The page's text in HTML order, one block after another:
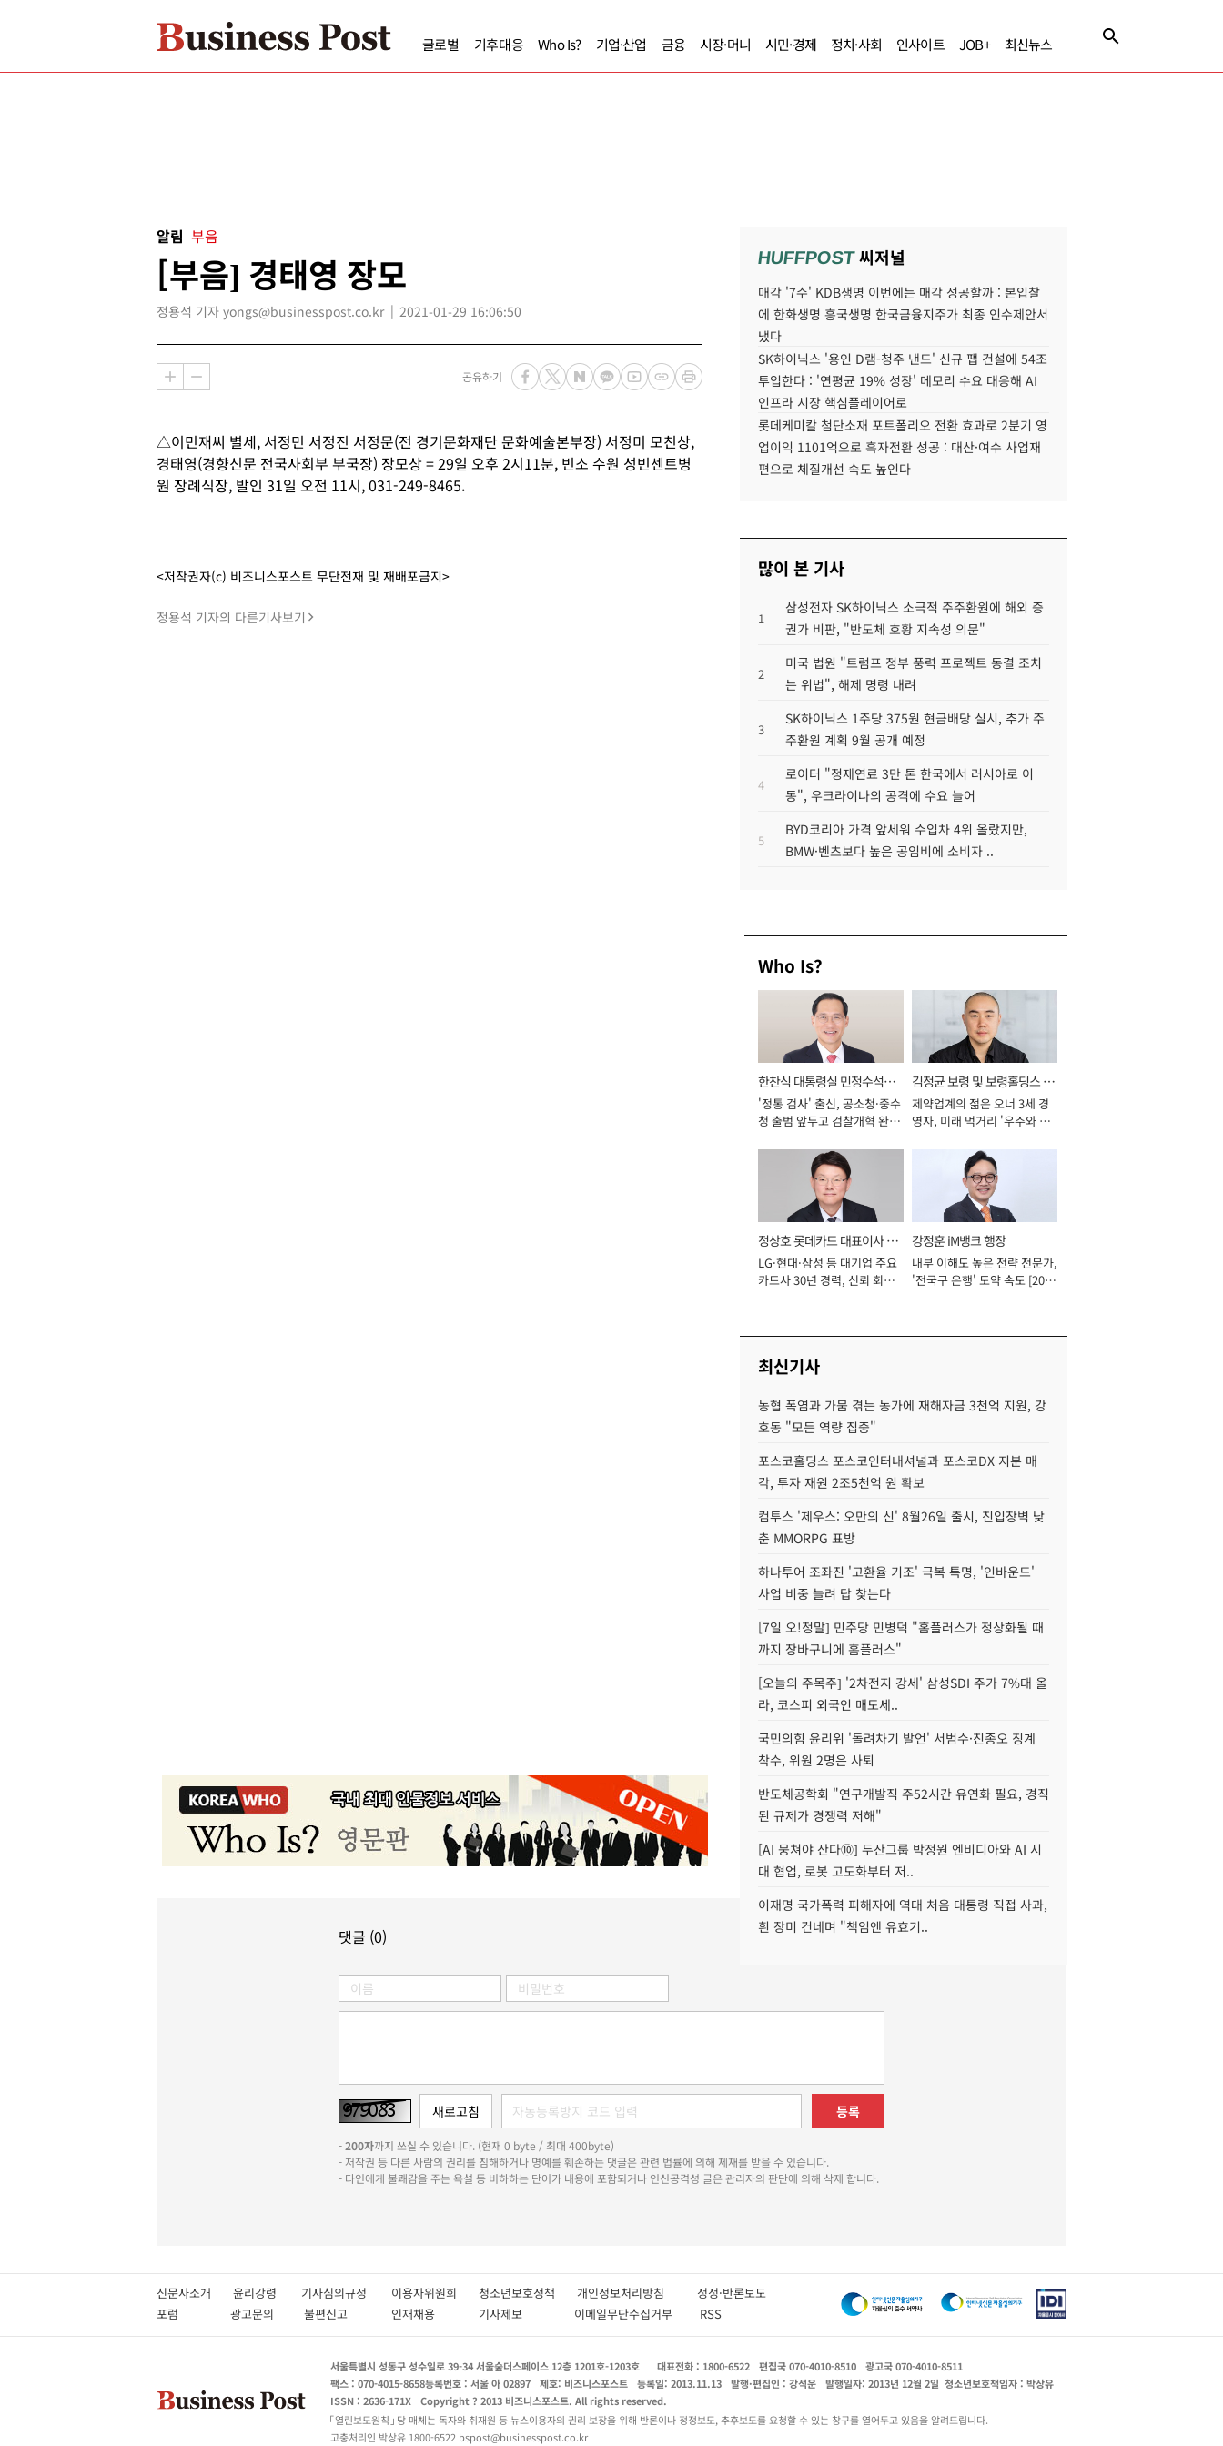
글로벌 기후대응 Who Is? 기업·산업 금융 시장·머니 시민·경제 정치·사회 인사이트 JOB+ 최신뉴스
알림 부음
[부음] 경태영 장모
정용석 기자 yongs@businesspost.co.kr 2021-01-29 16:06:50
공유하기
△이민재씨 별세, 서정민 서정진 서정문(전 경기문화재단 문화예술본부장) 서정미 모친상,
경태영(경향신문 전국사회부 부국장) 장모상 = 29일 오후 2시11분, 빈소 수원 성빈센트병
원 장례식장, 발인 31일 오전 11시, 031-249-8465.
<저작권자(c) 비즈니스포스트 무단전재 및 재배포금지>
정용석 기자의 다른기사보기
HUFFPOST씨저널
매각 '7수' KDB생명 이번에는 매각 성공할까 : 본입찰
에 한화생명 흥국생명 한국금융지주가 최종 인수제안서
냈다
SK하이닉스 '용인 D램-청주 낸드' 신규 팹 건설에 54조
투입한다 : '연평균 19% 성장' 메모리 수요 대응해 AI
인프라 시장 핵심플레이어로
롯데케미칼 첨단소재 포트폴리오 전환 효과로 2분기 영
업이익 1101억으로 흑자전환 성공 : 대산·여수 사업재
편으로 체질개선 속도 높인다
많이 본 기사
1
삼성전자 SK하이닉스 소극적 주주환원에 해외 증
권가 비판, "반도체 호황 지속성 의문"
2
미국 법원 "트럼프 정부 풍력 프로젝트 동결 조치
는 위법", 해제 명령 내려
3
SK하이닉스 1주당 375원 현금배당 실시, 추가 주
주환원 계획 9월 공개 예정
4
로이터 "정제연료 3만 톤 한국에서 러시아로 이
동", 우크라이나의 공격에 수요 늘어
5
BYD코리아 가격 앞세워 수입차 4위 올랐지만,
BMW·벤츠보다 높은 공임비에 소비자 ..
Who Is?
한찬식 대통령실 민정수석비
서관
'정통 검사' 출신, 공소청·중수
청 출범 앞두고 검찰개혁 완수
김정균 보령 및 보령홀딩스 대
표이사 사장
제약업계의 젊은 오너 3세 경
영자, 미래 먹거리 '우주와 헬
정상호 롯데카드 대표이사 사
장
LG·현대·삼성 등 대기업 주요
카드사 30년 경력, 신뢰 회복
강정훈 iM뱅크 행장
내부 이해도 높은 전략 전문가,
'전국구 은행' 도약 속도 [2026
최신기사
농협 폭염과 가뭄 겪는 농가에 재해자금 3천억 지원, 강
호동 "모든 역량 집중"
포스코홀딩스 포스코인터내셔널과 포스코DX 지분 매
각, 투자 재원 2조5천억 원 확보
컴투스 '제우스: 오만의 신' 8월26일 출시, 진입장벽 낮
춘 MMORPG 표방
하나투어 조좌진 '고환율 기조' 극복 특명, '인바운드'
사업 비중 늘려 답 찾는다
[7일 오!정말] 민주당 민병덕 "홈플러스가 정상화될 때
까지 장바구니에 홈플러스"
[오늘의 주목주] '2차전지 강세' 삼성SDI 주가 7%대 올
라, 코스피 외국인 매도세..
국민의힘 윤리위 '돌려차기 발언' 서범수·진종오 징계
착수, 위원 2명은 사퇴
반도체공학회 "연구개발직 주52시간 유연화 필요, 경직
된 규제가 경쟁력 저해"
[AI 뭉쳐야 산다⑩] 두산그룹 박정원 엔비디아와 AI 시
대 협업, 로봇 고도화부터 저..
이재명 국가폭력 피해자에 역대 처음 대통령 직접 사과,
흰 장미 건네며 "책임엔 유효기..
댓글 (0)
등록
-200자까지 쓰실 수 있습니다. (현재 0 byte / 최대 400byte)
- 저작권 등 다른 사람의 권리를 침해하거나 명예를 훼손하는 댓글은 관련 법률에 의해 제재를 받을 수 있습니다.
- 타인에게 불쾌감을 주는 욕설 등 비하하는 단어가 내용에 포함되거나 인신공격성 글은 관리자의 판단에 의해 삭제 합니다.
신문사소개 윤리강령 기사심의규정 이용자위원회 청소년보호정책 개인정보처리방침 정정·반론보도
포럼
광고문의 불편신고 인재채용 기사제보 이메일무단수집거부 RSS
서울특별시 성동구 성수일로 39-34 서울숲더스페이스 12층 1201호-1203호 대표전화 : 1800-6522 편집국 070-4010-8510
광고국 070-4010-8511
팩스 : 070-4015-8658등록번호 : 서울 아 02897 제호: 비즈니스포스트 등록일: 2013.11.13 발행·편집인 : 강석운 발행일자: 2013년 12월 2일 청소년보호책임자 : 박상유
ISSN : 2636-171X
Copyright ? 2013 비즈니스포스트. All rights reserved.
열린보도원칙
당 매체는 독자와 취재원 등 뉴스이용자의 권리 보장을 위해 반론이나 정정보도, 추후보도를 요청할 수 있는 창구를 열어두고 있음을 알려드립니다.
고충처리인 박상유 1800-6522 bspost@businesspost.co.kr